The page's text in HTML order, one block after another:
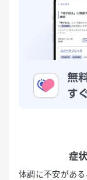
症
体調に不安があ